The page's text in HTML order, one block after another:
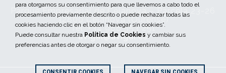
para otorgarnos su consentimiento para que llevemos a cabo todo el
procesamiento previamente descrito o puede rechazar todas las
cookies haciendo clic en el botón “Navegar sin cookies”.
Puede consultar nuestra Política de Cookies y cambiar sus
preferencias antes de otorgar o negar su consentimiento.
CONSENTIR COOKIES NAVEGAR SIN COOKIES
Parque Empresarial de Celanova – Parcela 23-26
32800 Celanova (Ourense)
Tel. +34 988 553 251
avigal@avigal.es